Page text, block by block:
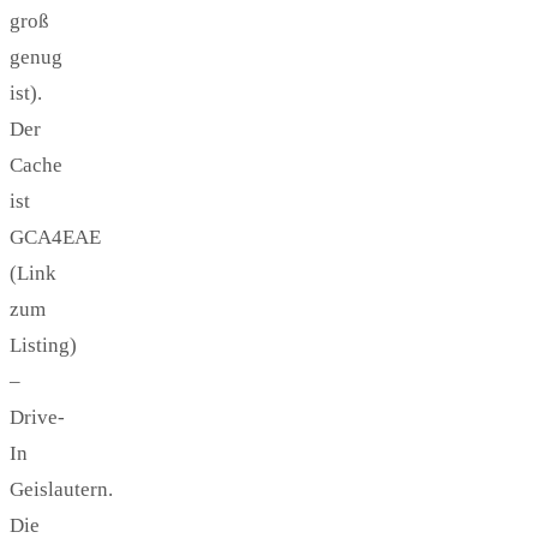
groß
genug
ist).
Der
Cache
ist
GCA4EAE
(Link
zum
Listing)
–
Drive-
In
Geislautern.
Die